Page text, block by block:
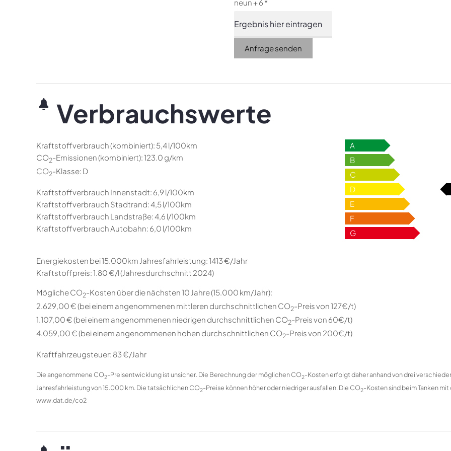
neun + 6 *
Anfrage senden
Verbrauchswerte
Kraftstoffverbrauch (kombiniert): 5,4 l/100km
CO2-Emissionen (kombiniert):123.0 g/km
CO2-Klasse: D
Kraftstoffverbrauch Innenstadt: 6,9 l/100km
Kraftstoffverbrauch Stadtrand:4,5 l/100km
Kraftstoffverbrauch Landstraße:4,6 l/100km
Kraftstoffverbrauch Autobahn: 6,0 l/100km
A
B
C
D
E
F
G
Energiekosten bei 15.000km Jahresfahrleistung:1413 €/Jahr
Kraftstoffpreis:1.80 €/l (Jahresdurchschnitt 2024)
Mögliche CO2-Kosten über die nächsten 10 Jahre (15.000 km/Jahr):
2.629,00 € (bei einem angenommenen mittleren durchschnittlichen CO2-Preis von 127€/t)
1.107,00 € (bei einem angenommenen niedrigen durchschnittlichen CO2-Preis von 60€/t)
4.059,00 € (bei einem angenommenen hohen durchschnittlichen CO2-Preis von 200€/t)
Kraftfahrzeugsteuer: 83 €/Jahr
Die angenommene CO2-Preisentwicklung ist unsicher. Die Berechnung der möglichen CO2-Kosten erfolgt daher anhand von drei
Jahresfahrleistung von 15.000 km. Die tatsächlichen CO2-Preise können höher oder niedriger ausfallen. Die CO2-Kosten sind beim Tanken
www.dat.de/co2